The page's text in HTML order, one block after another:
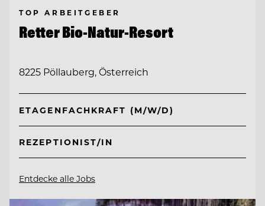
TOP ARBEITGEBER
Retter Bio-Natur-Resort
8225 Pöllauberg, Österreich
ETAGENFACHKRAFT (M/W/D)
REZEPTIONIST/IN
Entdecke alle Jobs